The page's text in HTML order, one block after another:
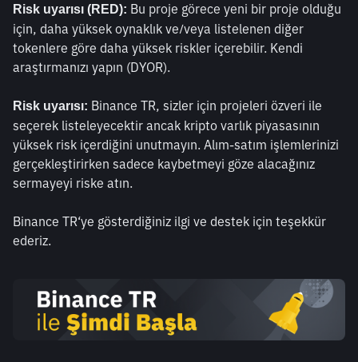
Risk uyarısı (RED): Bu proje görece yeni bir proje olduğu
için, daha yüksek oynaklık ve/veya listelenen diğer
tokenlere göre daha yüksek riskler içerebilir. Kendi
araştırmanızı yapın (DYOR).
Risk uyarısı: Binance TR, sizler için projeleri özveri ile
seçerek listeleyecektir ancak kripto varlık piyasasının
yüksek risk içerdiğini unutmayın. Alım-satım işlemlerinizi
gerçekleştirirken sadece kaybetmeyi göze alacağınız
sermayeyi riske atın.
Binance TR‘ye gösterdiğiniz ilgi ve destek için teşekkür
ederiz.